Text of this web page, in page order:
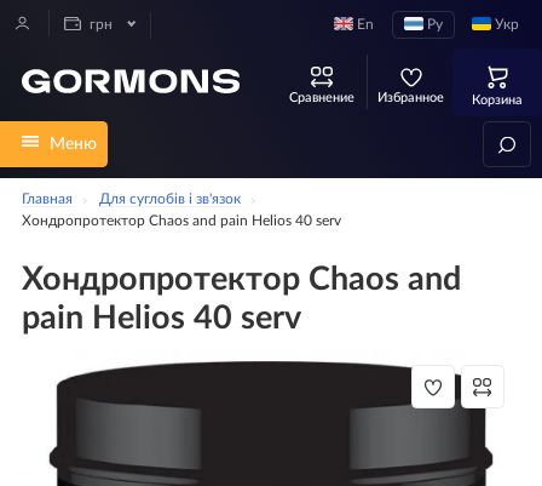
грн Укр
Ру
En
Сравнение Избранное Корзина
Меню
Главная
Для суглобів і зв'язок
Хондропротектор Chaos and pain Helios 40 serv
Хондропротектор Chaos and
pain Helios 40 serv